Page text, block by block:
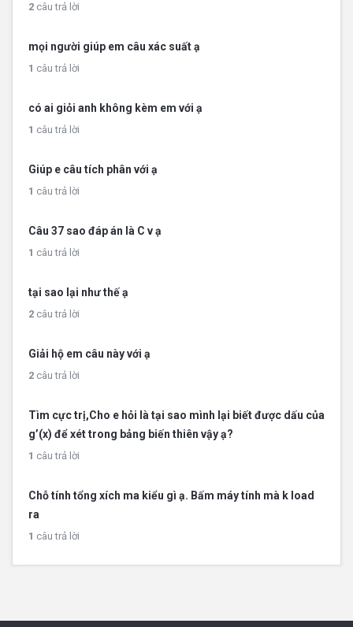
2 câu trả lời
mọi người giúp em câu xác suất ạ
1 câu trả lời
có ai giỏi anh không kèm em với ạ
1 câu trả lời
Giúp e câu tích phân với ạ
1 câu trả lời
Câu 37 sao đáp án là C v ạ
1 câu trả lời
tại sao lại như thế ạ
2 câu trả lời
Giải hộ em câu này với ạ
2 câu trả lời
Tìm cực trị,Cho e hỏi là tại sao mình lại biết được dấu của
g’(x) để xét trong bảng biến thiên vậy ạ?
1 câu trả lời
Chỗ tính tổng xích ma kiểu gì ạ. Bấm máy tính mà k load
ra
1 câu trả lời